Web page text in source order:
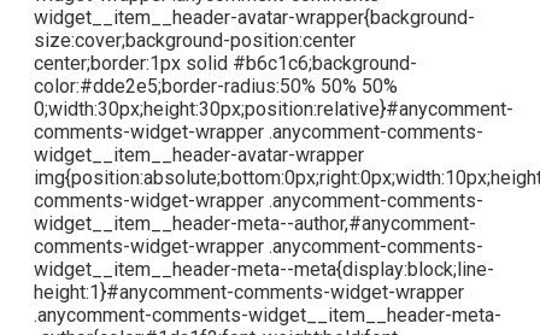
widget__item__header-avatar-wrapper{background-
size:cover;background-position:center
center;border:1px solid #b6c1c6;background-
color:#dde2e5;border-radius:50% 50% 50%
0;width:30px;height:30px;position:relative}#anycomment-
comments-widget-wrapper .anycomment-comments-
widget__item__header-avatar-wrapper
comments-widget-wrapper .anycomment-comments-
widget__item__header-meta--author,#anycomment-
comments-widget-wrapper .anycomment-comments-
widget__item__header-meta--meta{display:block;line-
height:1}#anycomment-comments-widget-wrapper
.anycomment-comments-widget__item__header-meta-